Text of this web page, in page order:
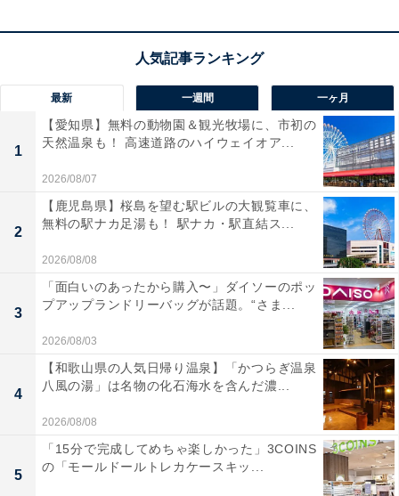
最新 一週間 一ヶ月
1
【愛知県】無料の動物園＆観光牧場に、市初の
天然温泉も！ 高速道路のハイウェイオア...
2026/08/07
2
【鹿児島県】桜島を望む駅ビルの大観覧車に、
無料の駅ナカ足湯も！ 駅ナカ・駅直結ス...
2026/08/08
3
「面白いのあったから購入〜」ダイソーのポッ
プアップランドリーバッグが話題。“さま...
2026/08/03
4
【和歌山県の人気日帰り温泉】「かつらぎ温泉
八風の湯」は名物の化石海水を含んだ濃...
2026/08/08
5
「15分で完成してめちゃ楽しかった」3COINS
の「モールドールトレカケースキッ...